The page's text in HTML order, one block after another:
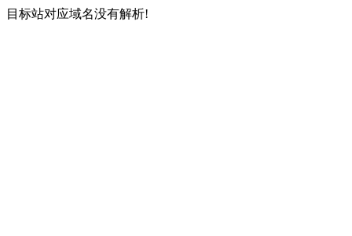
目标站对应域名没有解析!